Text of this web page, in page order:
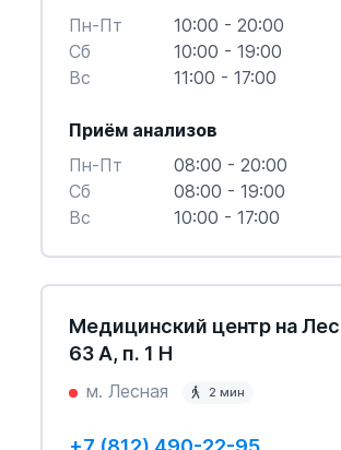
Пн-Пт
10:00 - 20:00
Cб
10:00 - 19:00
Вс
11:00 - 17:00
Приём анализов
Пн-Пт
08:00 - 20:00
Cб
08:00 - 19:00
Вс
10:00 - 17:00
Медицинский центр на
63 А, п. 1 Н
м. Лесная 2 мин